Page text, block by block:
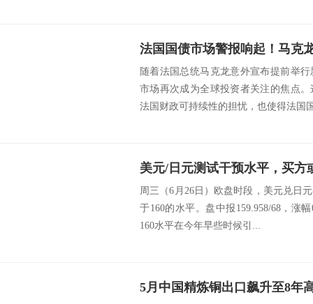
随着法国总统马克龙意外宣布提前举
市场再次成为全球投资者关注的焦点
法国财政可持续性的担忧，也使得法国
周三（6月26日）欧盘时段，美元兑日
于160的水平。盘中报159.958/68，涨
160水平在今年早些时候引...
5月中国精炼铜出口飙升至8年